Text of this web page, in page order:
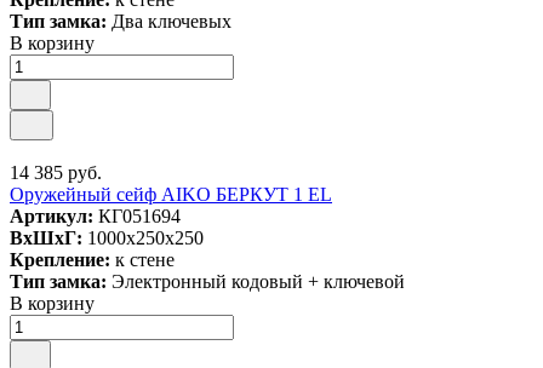
Тип замка: Два ключевых
В корзину
14 385 руб.
Оружейный сейф AIKO БЕРКУТ 1 EL
Артикул: КГ051694
ВxШxГ: 1000x250x250
Крепление: к стене
Тип замка: Электронный кодовый + ключевой
В корзину